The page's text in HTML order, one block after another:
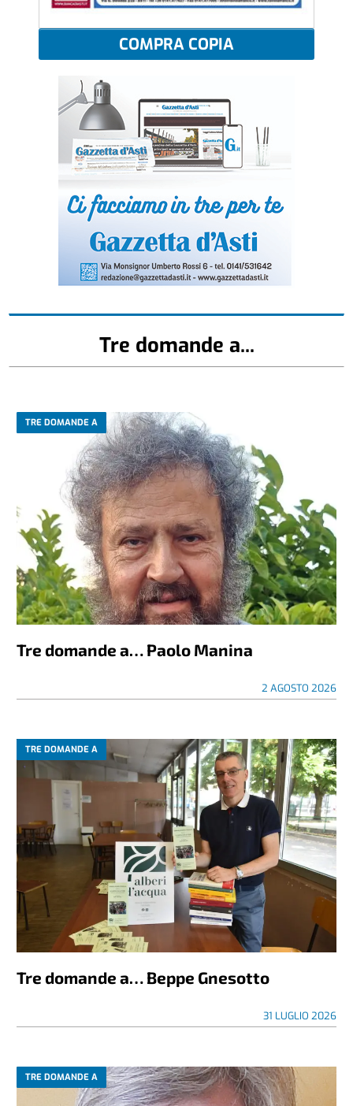
COMPRA COPIA
Tre domande a...
TRE DOMANDE A
Tre domande a… Paolo Manina
2 AGOSTO 2026
TRE DOMANDE A
Tre domande a… Beppe Gnesotto
31 LUGLIO 2026
TRE DOMANDE A